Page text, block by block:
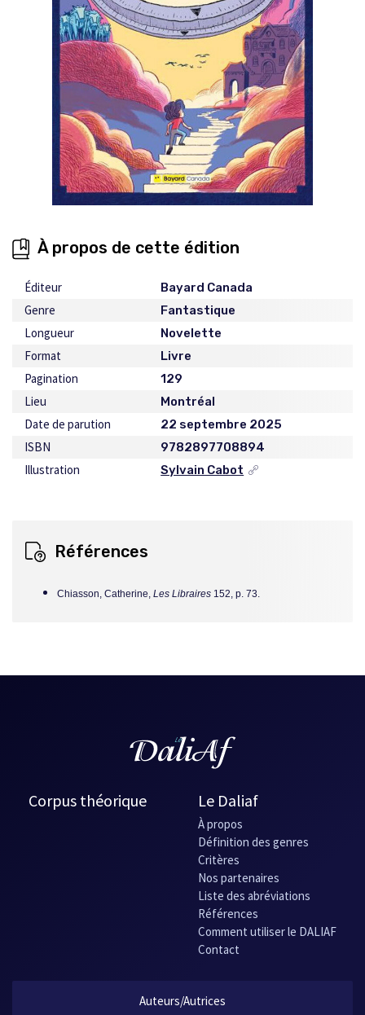
À propos de cette édition
Éditeur Bayard Canada
Genre Fantastique
Longueur Novelette
Format Livre
Pagination 129
Lieu Montréal
Date de parution 22 septembre 2025
ISBN 9782897708894
Illustration Sylvain Cabot
Ce
Références
Chiasson, Catherine, Les Libraires 152, p. 73.
Corpus théorique Le Daliaf
À propos
Définition des genres
Critères
Nos partenaires
Liste des abréviations
Références
Comment utiliser le DALIAF
Contact
Auteurs/Autrices